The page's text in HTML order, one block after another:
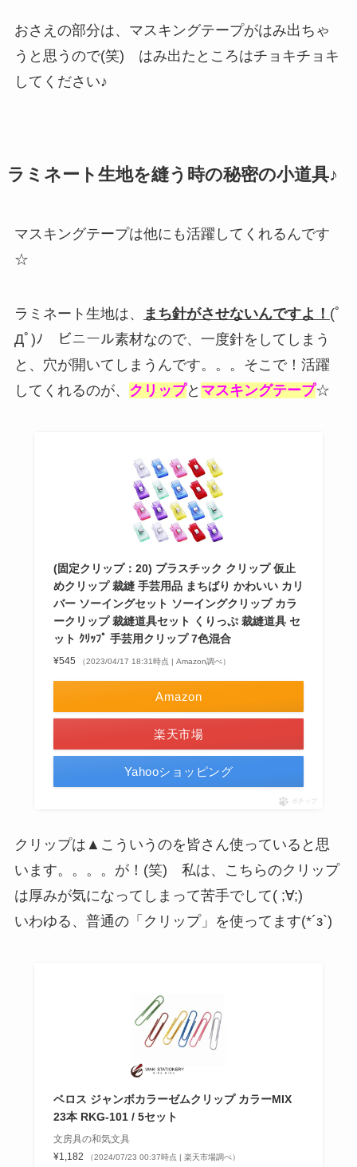
おさえの部分は、マスキングテープがはみ出ちゃ
うと思うので(笑) はみ出たところはチョキチョキ
してください♪
ラミネート生地を縫う時の秘密の小道具♪
マスキングテープは他にも活躍してくれるんです
☆
ラミネート生地は、 まち針がさせないんですよ！ (ﾟ
Дﾟ)ﾉ ビニール素材なので、一度針をしてしまう
と、穴が開いてしまうんです。。。そこで！活躍
してくれるのが、 クリップと マスキングテープ☆
(固定クリップ：20) プラスチック クリップ 仮止
めクリップ 裁縫 手芸用品 まちばり かわいい カリ
バー ソーイングセット ソーイングクリップ カラ
ークリップ 裁縫道具セット くりっぷ 裁縫道具 セ
ット ｸﾘｯﾌﾟ 手芸用クリップ 7色混合
¥545 （2023/04/17 18:31時点 | Amazon調べ）
Amazon
楽天市場
Yahooショッピング
ポチップ
クリップは▲こういうのを皆さん使っていると思
います。。。。が！(笑) 私は、こちらのクリップ
は厚みが気になってしまって苦手でして( ;∀;)
いわゆる、普通の「クリップ」を使ってます(*´з`)
ベロス ジャンボカラーゼムクリップ カラーMIX
23本 RKG-101 / 5セット
文房具の和気文具
¥1,182
（2024/07/23 00:37時点 | 楽天市場調べ）